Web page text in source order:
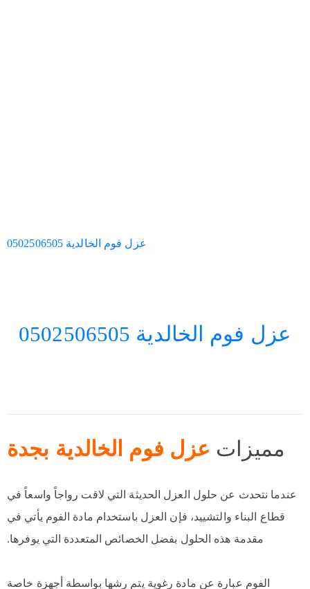
عزل فوم الخالدية 0502506505
عزل فوم الخالدية 0502506505
مميزات عزل فوم الخالدية بجدة
عندما نتحدث عن حلول العزل الحديثة التي لاقت رواجاً واسعاً في
قطاع البناء والتشييد، فإن العزل باستخدام مادة الفوم يأتي في
مقدمة هذه الحلول بفضل الخصائص المتعددة التي يوفرها.
الفوم عبارة عن مادة رغوية يتم رشها بواسطة أجهزة خاصة